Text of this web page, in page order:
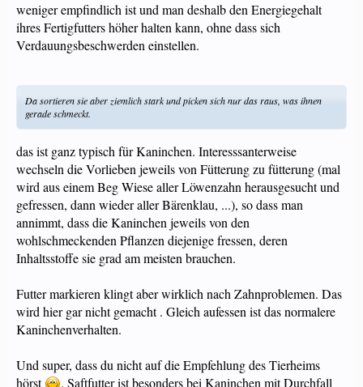
weniger empfindlich ist und man deshalb den Energiegehalt
ihres Fertigfutters höher halten kann, ohne dass sich
Verdauungsbeschwerden einstellen.
Da sortieren sie aber ziemlich stark und picken sich nur das raus, was ihnen
gerade schmeckt.
das ist ganz typisch für Kaninchen. Interesssanterweise
wechseln die Vorlieben jeweils von Fütterung zu fütterung (mal
wird aus einem Beg Wiese aller Löwenzahn herausgesucht und
gefressen, dann wieder aller Bärenklau, ...), so dass man
annimmt, dass die Kaninchen jeweils von den
wohlschmeckenden Pflanzen diejenige fressen, deren
Inhaltsstoffe sie grad am meisten brauchen.
Futter markieren klingt aber wirklich nach Zahnproblemen. Das
wird hier gar nicht gemacht . Gleich aufessen ist das normalere
Kaninchenverhalten.
Und super, dass du nicht auf die Empfehlung des Tierheims
hörst
. Saftfutter ist besonders bei Kaninchen mit Durchfall